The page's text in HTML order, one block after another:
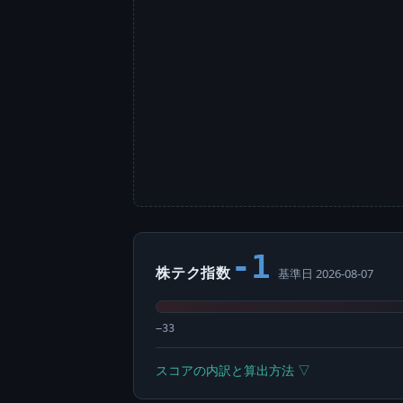
株テク指数 -1 基準日 2026-08-07
−33
スコアの内訳と算出方法 ▽